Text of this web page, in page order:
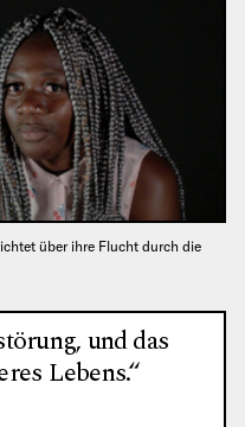
über ihre Flucht durch die
und das
Lebens.“